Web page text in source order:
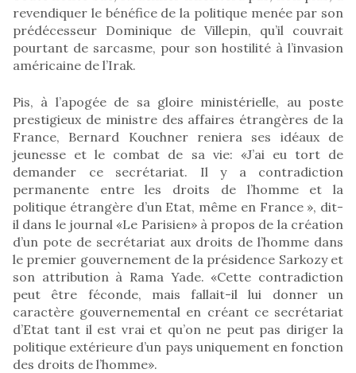
revendiquer le bénéfice de la politique menée par son
prédécesseur Dominique de Villepin, qu’il couvrait
pourtant de sarcasme, pour son hostilité à l’invasion
américaine de l’Irak.
Pis, à l’apogée de sa gloire ministérielle, au poste
prestigieux de ministre des affaires étrangères de la
France, Bernard Kouchner reniera ses idéaux de
jeunesse et le combat de sa vie: «J’ai eu tort de
demander ce secrétariat. Il y a contradiction
permanente entre les droits de l’homme et la
politique étrangère d’un Etat, même en France », dit-
il dans le journal «Le Parisien» à propos de la création
d’un pote de secrétariat aux droits de l’homme dans
le premier gouvernement de la présidence Sarkozy et
son attribution à Rama Yade. «Cette contradiction
peut être féconde, mais fallait-il lui donner un
caractère gouvernemental en créant ce secrétariat
d’Etat tant il est vrai et qu’on ne peut pas diriger la
politique extérieure d’un pays uniquement en fonction
des droits de l’homme».